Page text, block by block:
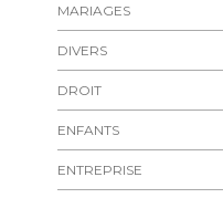
MARIAGES
DIVERS
DROIT
ENFANTS
ENTREPRISE